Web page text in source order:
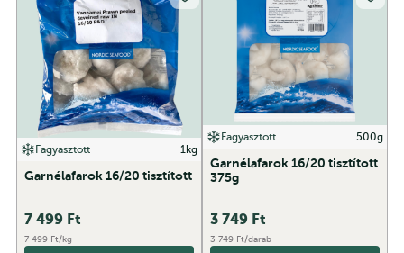
Fagyasztott 1kg
Garnélafarok 16/20 tisztított
7 499 Ft
7 499 Ft/kg
Fagyasztott 500g
Garnélafarok 16/20 tisztított
375g
3 749 Ft
3 749 Ft/darab